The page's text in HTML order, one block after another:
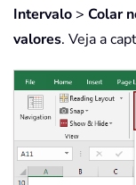
Intervalo > Colar
valores. Veja a